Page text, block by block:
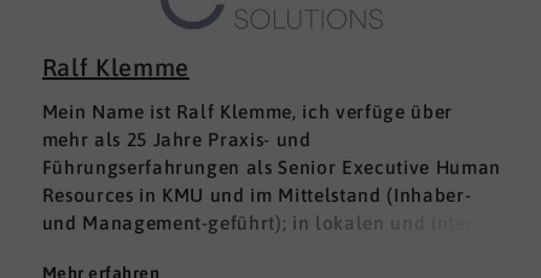
Ralf Klemme
Mein Name ist Ralf Klemme, ich verfüge über
mehr als 25 Jahre Praxis- und
Führungserfahrungen als Senior Executive Human
Resources in KMU und im Mittelstand (Inhaber-
und Management-geführt); in lokalen und inter­
Mehr erfahren